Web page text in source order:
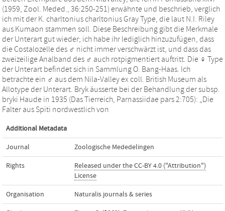
(1959, Zool. Meded., 36:250-251) erwähnte und beschrieb, verglich
ich mit der K. charltonius charltonius Gray Type, die laut N.I. Riley
aus Kumaon stammen soll. Diese Beschreibung gibt die Merkmale
der Unterart gut wieder; ich habe ihr lediglich hinzuzufügen, dass
die Costalozelle des ♂ nicht immer verschwärzt ist, und dass das
zweizeilige Analband des ♂ auch rotpigmentiert auftritt. Die ♀ Type
der Unterart befindet sich in Sammlung O. Bang-Haas. Ich
betrachte ein ♂ aus dem Nila-Valley ex coll. British Museum als
Allotype der Unterart. Bryk äusserte bei der Behandlung der subsp.
bryki Haude in 1935 (Das Tierreich, Parnassiidae pars 2:705): „Die
Falter aus Spiti nordwestlich von
Additional Metadata
Journal Zoologische Mededelingen
Rights
Released under the CC-BY 4.0 ("Attribution")
License
Organisation Naturalis journals & series